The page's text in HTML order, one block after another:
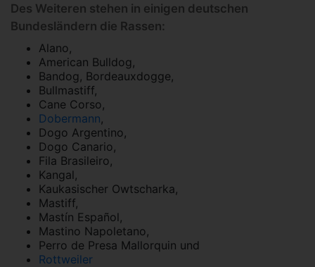
Des Weiteren stehen in einigen deutschen
Bundesländern die Rassen:
Alano,
American Bulldog,
Bandog, Bordeauxdogge,
Bullmastiff,
Cane Corso,
Dobermann,
Dogo Argentino,
Dogo Canario,
Fila Brasileiro,
Kangal,
Kaukasischer Owtscharka,
Mastiff,
Mastín Español,
Mastino Napoletano,
Perro de Presa Mallorquin und
Rottweiler